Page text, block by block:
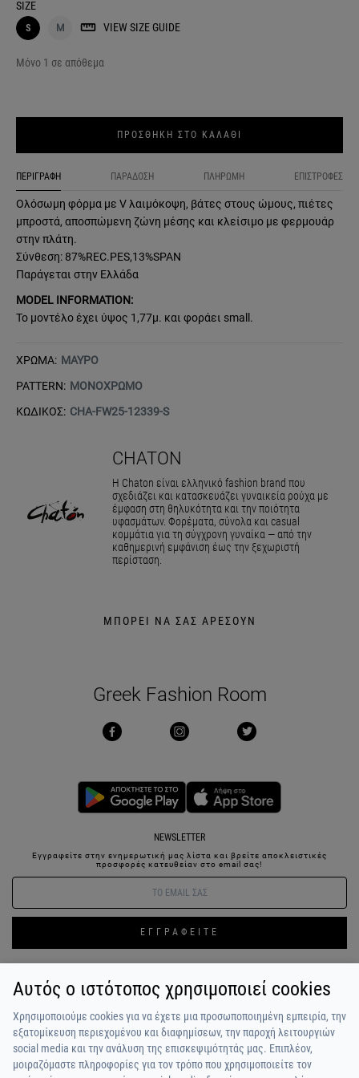
SIZE
S M VIEW SIZE GUIDE
Μόνο 1 σε απόθεμα
ΠΡΟΣΘΗΚΗ ΣΤΟ ΚΑΛΑΘΙ
ΠΕΡΙΓΡΑΦΗ ΠΑΡΑΔΟΣΗ ΠΛΗΡΩΜΗ ΕΠΙΣΤΡΟΦΕΣ
Ολόσωμη φόρμα με V λαιμόκοψη, βάτες στους ώμους, πιέτες
μπροστά, αποσπώμενη ζώνη μέσης και κλείσιμο με φερμουάρ
στην πλάτη.
Σύνθεση: 87%REC.PES,13%SPAN
Παράγεται στην Ελλάδα
MODEL INFORMATION:
Το μοντέλο έχει ύψος 1,77μ. και φοράει small.
ΧΡΩΜΑ: ΜΑΥΡΟ
PATTERN: ΜΟΝΟΧΡΩΜΟ
ΚΩΔΙΚΟΣ: CHA-FW25-12339-S
CHATON
Η Chaton είναι ελληνικό fashion brand που
σχεδιάζει και κατασκευάζει γυναικεία ρούχα με
έμφαση στη θηλυκότητα και την ποιότητα
υφασμάτων. Φορέματα, σύνολα και casual
κομμάτια για τη σύγχρονη γυναίκα — από την
καθημερινή εμφάνιση έως την ξεχωριστή
περίσταση.
ΜΠΟΡΕΙ ΝΑ ΣΑΣ ΑΡΕΣΟΥΝ
Greek Fashion Room
NEWSLETTER
Εγγραφείτε στην ενημερωτική μας λίστα και βρείτε αποκλειστικές
προσφορές κατευθείαν στο email σας!
ΕΓΓΡΑΦΕΙΤΕ
ΣΥΝΔΕΣΗ / ΕΓΓΡΑΦΗ ΑΓΑΠΗΜΕΝΑ ΕΠΙΚΟΙΝΩΝΙΑ
ΟΡΟΙ ΧΡΗΣΗΣ
ΠΟΙΟΙ ΕΙΜΑΣΤΕ
ΠΛΗΡΩΜΗ / ΑΠΟΣΤΟΛΗ
ΠΟΛΙΤΙΚΗ ΑΠΟΡΡΗΤΟΥ
Η ΟΜΑΔΑ
ΣΧΟΛΙΑ
ΠΕΛΑΤΩΝ
Αυτός ο ιστότοπος χρησιμοποιεί cookies
Χρησιμοποιούμε cookies για να έχετε μια προσωποποιημένη εμπειρία, την
εξατομίκευση περιεχομένου και διαφημίσεων, την παροχή λειτουργιών
social media και την ανάλυση της επισκεψιμότητάς μας. Επιπλέον,
μοιραζόμαστε πληροφορίες για τον τρόπο που χρησιμοποιείτε τον